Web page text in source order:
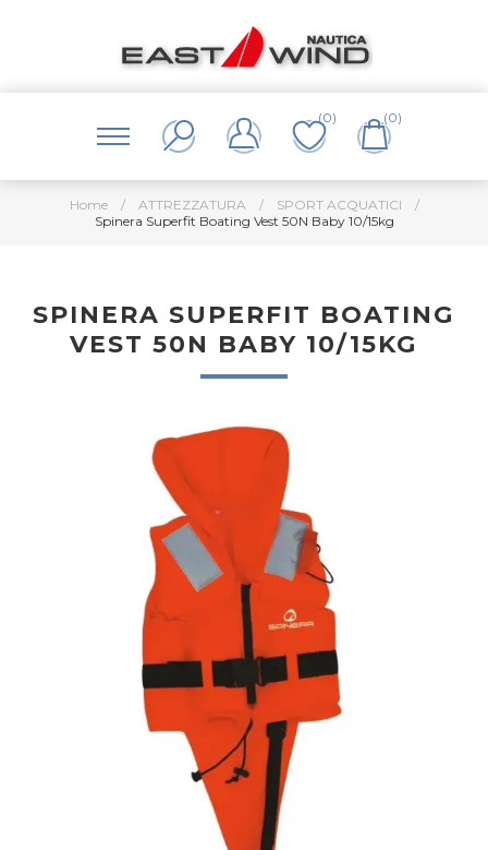
(0) (0)
Home / ATTREZZATURA / SPORT ACQUATICI
/
Spinera Superfit Boating Vest 50N Baby 10/15kg
SPINERA SUPERFIT BOATING
VEST 50N BABY 10/15KG